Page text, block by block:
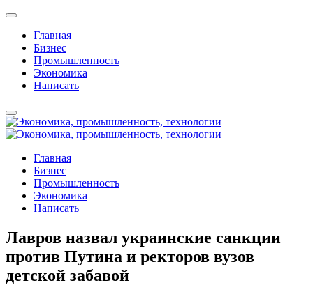
Главная
Бизнес
Промышленность
Экономика
Написать
Главная
Бизнес
Промышленность
Экономика
Написать
Лавров назвал украинские санкции
против Путина и ректоров вузов
детской забавой